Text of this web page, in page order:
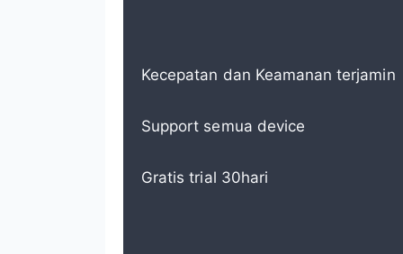
Kecepatan dan Keamanan terjamin
Support semua device
Gratis trial 30hari